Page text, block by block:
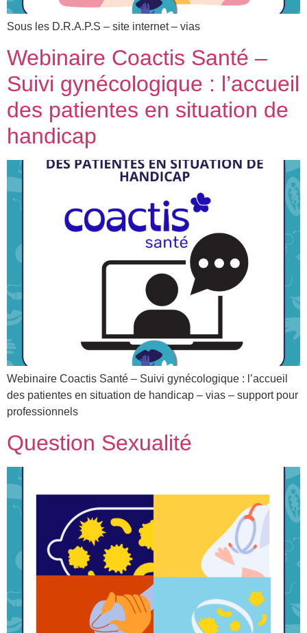
Sous les D.R.A.P.S – site internet – vias
Webinaire Coactis Santé –
Suivi gynécologique : l’accueil
des patientes en situation de
handicap
Webinaire Coactis Santé – Suivi gynécologique : l’accueil
des patientes en situation de handicap​ – vias – support pour
professionnels
Question Sexualité